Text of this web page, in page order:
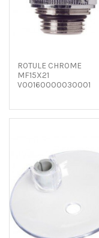
ROTULE CHROME
MF15X21
V00160000030001